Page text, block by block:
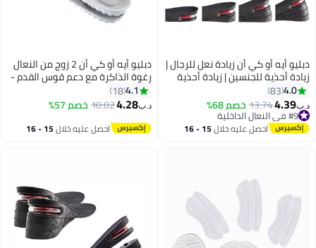
أيه أو كي أن زيادة نعل للرجال |
أحذية للجنسين | زيادة أحذية
| رفع الأحذية للرجال | زيادة
مع وسادة الهواء | الرجال شقة
الأحذية | 4 طبقات
4.0
83
4.39
13.74خصم 68%
#9 في النعال الداخلية
#9 في النعال الداخلية احصل عليه خلال 15 - 16
دبليو أيه أو كي أن 2 زوج من النعال
رغوة الذاكرة مع دعم قوس القدم -
الرجال والنساء النعال مريحة - تنفس
امتصاص الصدمات - أحذية التدريب ،
أحذية رياضية ، أحذية العمل الخيار
المثالي ، رمادي
4.1
18
د.ب‏4.28
10.02خصم 57%
احصل عليه خلال 15 - 16